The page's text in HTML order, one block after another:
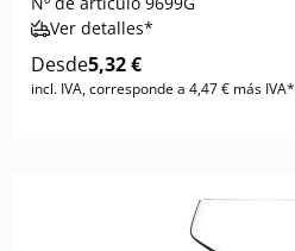
Ver detalles*
Desde5,32 €
incl. IVA, corresponde a 4,47 € más IVA*